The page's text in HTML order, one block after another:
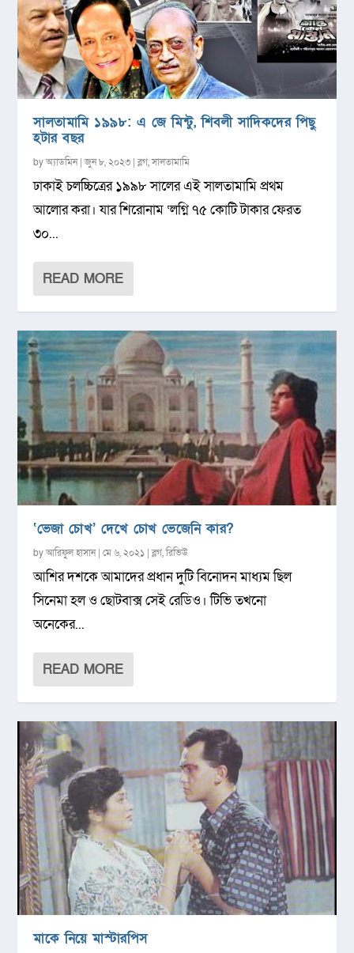
সালতামামি ১৯৯৮: এ জে মিন্টু, শিবলী সাদিকদের পিছু
হটার বছর
byঅ্যাডমিন|জুন ৮, ২০২৩ |ব্লগ,সালতামামি
ঢাকাই চলচ্চিত্রের ১৯৯৮ সালের এই সালতামামি প্রথম
আলোর করা। যার শিরোনাম ‘লগ্নি ৭৫ কোটি টাকার ফেরত
৩০...
READ MORE
‘ভেজা চোখ’ দেখে চোখ ভেজেনি কার?
byআরিফুল হাসান|মে ৬, ২০২১ |ব্লগ,রিভিউ
আশির দশকে আমাদের প্রধান দুটি বিনোদন মাধ্যম ছিল
সিনেমা হল ও ছোটবাক্স সেই রেডিও। টিভি তখনো
অনেকের...
READ MORE
মাকে নিয়ে মাস্টারপিস